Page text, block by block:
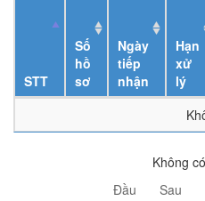
STT
Số
hồ
sơ
Ngày
tiếp
nhận
Hạn
xử
lý
Không
Đầu
Sau